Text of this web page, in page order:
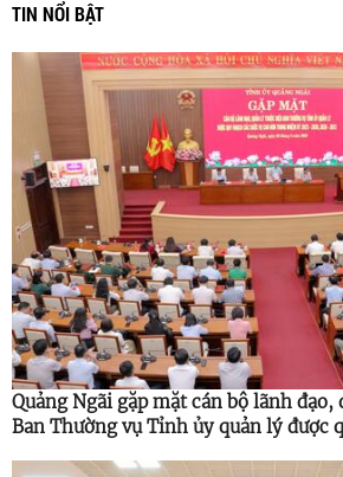
TIN NỔI BẬT
Quảng Ngãi gặp mặt cán bộ lãnh
Ban Thường vụ Tỉnh ủy quản lý được